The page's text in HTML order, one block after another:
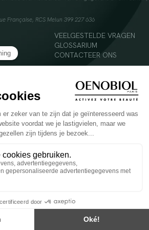
Française, RCS Melun 399 227 636
VEELGESTELDE VRAGEN
GLOSSARIUM
CONTACTEER ONS
geconsumeerd als onderdeel van een gevarieerde,
gezonde levensstijl. Aanbevolen dagelijkse dosis niet
buiten het bereik van kinderen houden.